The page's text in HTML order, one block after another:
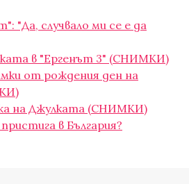
"Да, случвало ми се е да
в "Ергенът 3" (СНИМКИ)
от рождения ден на
на Джулката (СНИМКИ)
в България?